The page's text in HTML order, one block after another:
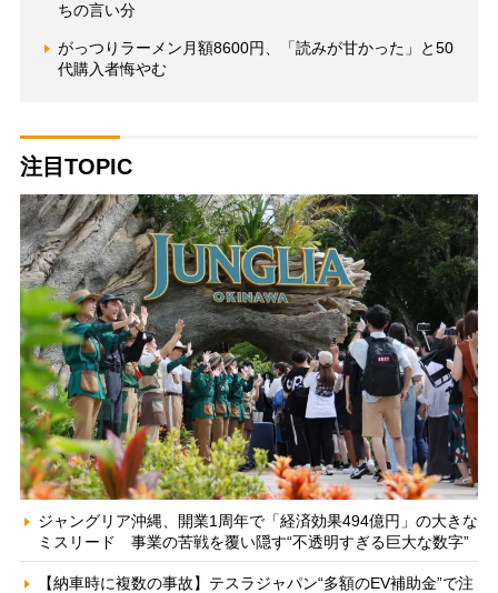
ちの言い分
がっつりラーメン月額8600円、「読みが甘かった」と50
代購入者悔やむ
注目TOPIC
ジャングリア沖縄、開業1周年で「経済効果494億円」の大きな
ミスリード 事業の苦戦を覆い隠す“不透明すぎる巨大な数字”
【納車時に複数の事故】テスラジャパン“多額のEV補助金”で注